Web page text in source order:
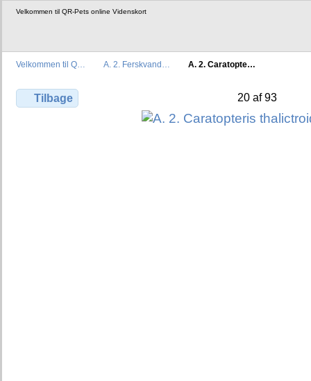
Velkommen til QR-Pets online Videnskort
Velkommen til Q… A. 2. Ferskvand… A. 2. Caratopte…
Tilbage 20 af 93